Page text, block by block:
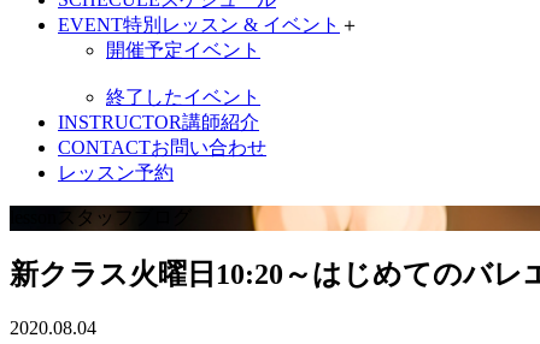
EVENT特別レッスン & イベント ＋
開催予定イベント
終了したイベント
INSTRUCTOR講師紹介
CONTACTお問い合わせ
レッスン予約
スタッフブログ
新クラス火曜日10:20～はじめてのバレ
2020.08.04